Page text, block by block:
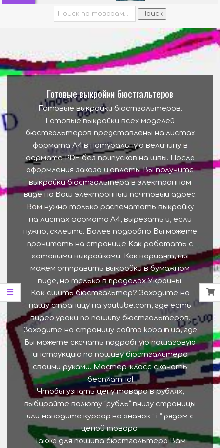
Искать:
Поиск
Готовые выкройки бюстгальтеров
Готовые выкройки бюстгальтеров.
Готовые выкройки всех моделей
бюстгальтеров представлены на листах
формата А4 в натуральную величину в
формате PDF без припусков на швы. После
оформления заказа и оплаты Вы получите
выкройки бюстгальтера в электронном
виде на Ваш электронный почтовый адрес.
Вам нужно только распечатать выкройку
на листах формата А4, вырезать и, если
нужно, склеить. Более подробно Вы можете
прочитать на странице Как работать с
готовыми выкройками. Как вариант, мы
можем отправить выкройки в бумажном
виде, но только в пределах Украины.
Как сшить бюстгальтер? Заходите на
нашу страницу на youtube.com, где есть
видео уроки по пошиву бюстгальтеров.
Заходите на страницу сайта koba.in.ua, где
Вы можете скачать подробную пошаговую
инструкцию по пошиву бюстгальтера
своими руками. Мастер-класс скачать
бесплатно!
Чтобы узнать цену товара в рублях,
выбирайте валюту “рубль” внизу страницы
или наводите курсор на значок “ i ” рядом с
ценой товара.
Также для пошива бюстгальтера Вам